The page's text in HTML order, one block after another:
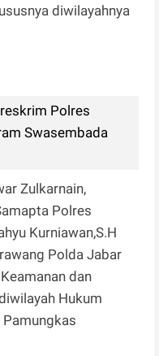
diwilayahnya
Polres
Swasembada
Zulkarnain,
Polres
Kurniawan,S.H
Polda Jabar
dan
Hukum